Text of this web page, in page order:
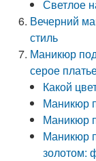
Светлое
Вечерний
стиль
Маникюр
серое
Какой
Маникюр
Маникюр
Маникюр
золотом: